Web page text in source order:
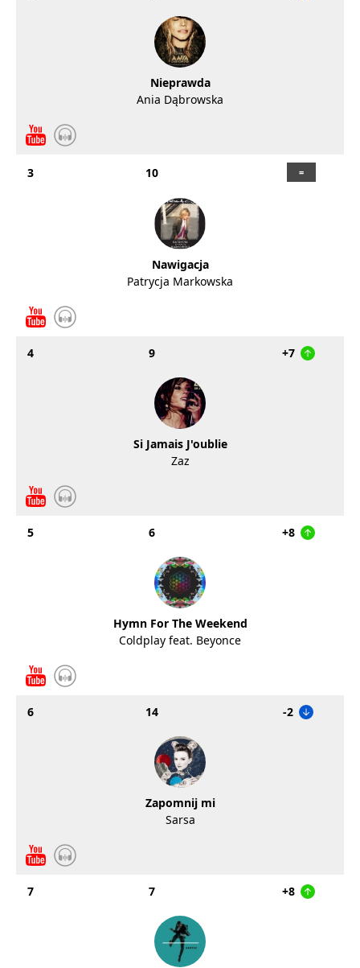
Nieprawda
Ania Dąbrowska
3 10
Nawigacja
Patrycja Markowska
4 9 +7
Si Jamais J'oublie
Zaz
5 6 +8
Hymn For The Weekend
Coldplay feat. Beyonce
6 14 -2
Zapomnij mi
Sarsa
7 7 +8